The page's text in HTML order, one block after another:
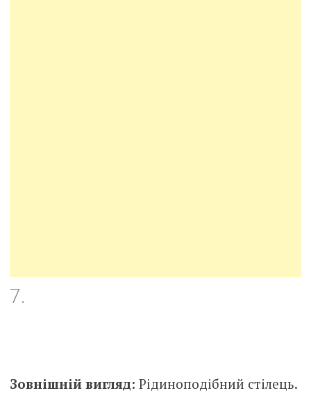
7.
Зовнішній вигляд: Рідиноподібний стілець.